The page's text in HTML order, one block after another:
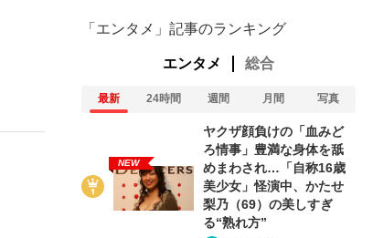
い」『北の国から』倉本聰氏（91...
運用のすべて
「エンタメ」記事のランキング
エンタメ 総合
最新 24時間 週間 月間 写真
NEW
ヤクザ顔負けの「血みど
ろ情事」豊満な身体を舐
めまわされ…「自称16歳
美少女」怪演中、かたせ
梨乃（69）の美しすぎ
る“熟れ方”